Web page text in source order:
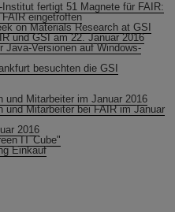
fertigt 51 Magnete für FAIR:
eingetroffen
on Materials Research at GSI
und GSI am 22. Januar 2016
Java-Versionen auf Windows-
besuchten die GSI
und Mitarbeiter im Januar 2016
und Mitarbeiter bei FAIR im Januar
2016
IT Cube"
Einkauf